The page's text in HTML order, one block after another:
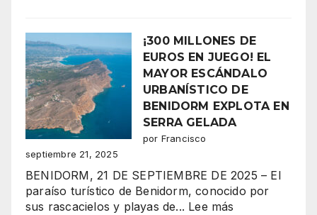
los
Moros
y
Cristianos!”
corazón
festero
de
Benidorm,
celebra
su
coronación
¡300 MILLONES DE
EUROS EN JUEGO! EL
MAYOR ESCÁNDALO
URBANÍSTICO DE
BENIDORM EXPLOTA EN
SERRA GELADA
por Francisco
septiembre 21, 2025
BENIDORM, 21 DE SEPTIEMBRE DE 2025 – El
paraíso turístico de Benidorm, conocido por
sus rascacielos y playas de... Lee más